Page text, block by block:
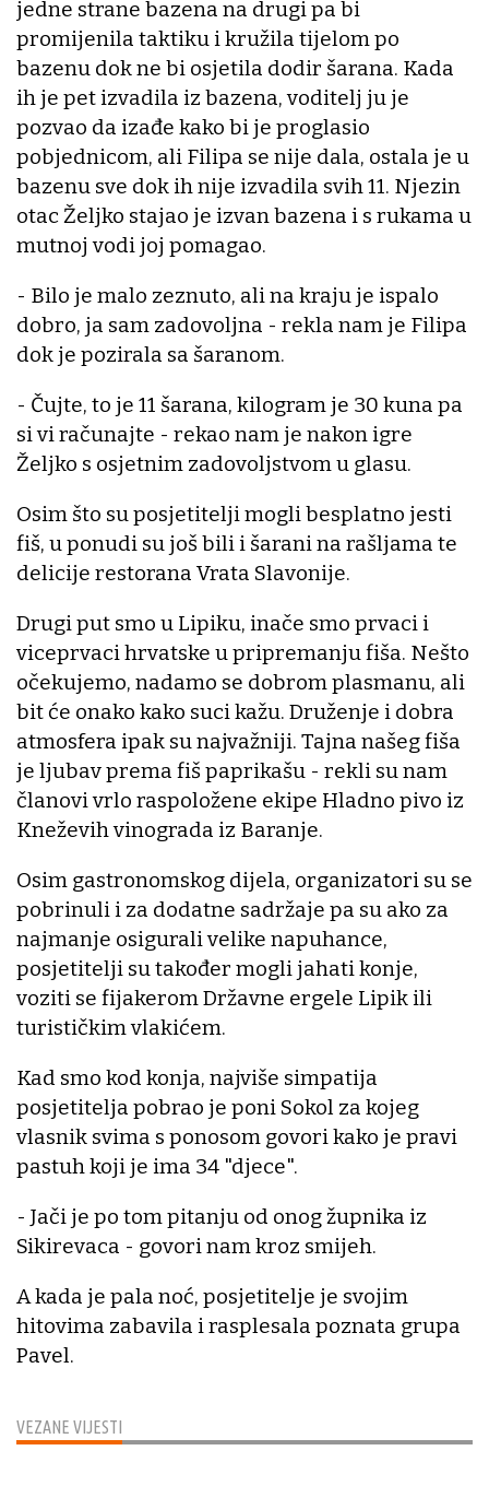
VEZANE VIJESTI
jedne strane bazena na drugi pa bi
promijenila taktiku i kružila tijelom po
bazenu dok ne bi osjetila dodir šarana. Kada
ih je pet izvadila iz bazena, voditelj ju je
pozvao da izađe kako bi je proglasio
pobjednicom, ali Filipa se nije dala, ostala je u
bazenu sve dok ih nije izvadila svih 11. Njezin
otac Željko stajao je izvan bazena i s rukama u
mutnoj vodi joj pomagao.
- Bilo je malo zeznuto, ali na kraju je ispalo
dobro, ja sam zadovoljna - rekla nam je Filipa
dok je pozirala sa šaranom.
- Čujte, to je 11 šarana, kilogram je 30 kuna pa
si vi računajte - rekao nam je nakon igre
Željko s osjetnim zadovoljstvom u glasu.
Osim što su posjetitelji mogli besplatno jesti
fiš, u ponudi su još bili i šarani na rašljama te
delicije restorana Vrata Slavonije.
Drugi put smo u Lipiku, inače smo prvaci i
viceprvaci hrvatske u pripremanju fiša. Nešto
očekujemo, nadamo se dobrom plasmanu, ali
bit će onako kako suci kažu. Druženje i dobra
atmosfera ipak su najvažniji. Tajna našeg fiša
je ljubav prema fiš paprikašu - rekli su nam
članovi vrlo raspoložene ekipe Hladno pivo iz
Kneževih vinograda iz Baranje.
Osim gastronomskog dijela, organizatori su se
pobrinuli i za dodatne sadržaje pa su ako za
najmanje osigurali velike napuhance,
posjetitelji su također mogli jahati konje,
voziti se fijakerom Državne ergele Lipik ili
turističkim vlakićem.
Kad smo kod konja, najviše simpatija
posjetitelja pobrao je poni Sokol za kojeg
vlasnik svima s ponosom govori kako je pravi
pastuh koji je ima 34 "djece".
- Jači je po tom pitanju od onog župnika iz
Sikirevaca - govori nam kroz smijeh.
A kada je pala noć, posjetitelje je svojim
hitovima zabavila i rasplesala poznata grupa
Pavel.